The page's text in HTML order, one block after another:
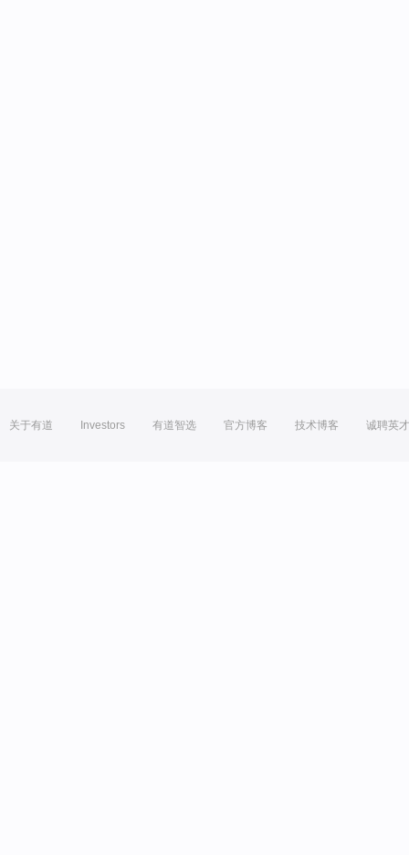
关于有道 Investors 有道智选 官方博客 技术博客 诚聘英才